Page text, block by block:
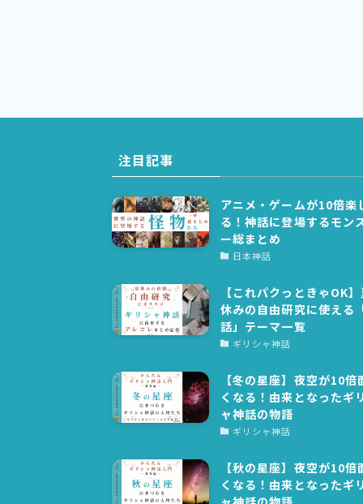
注目記事
アニメ・ゲームが10倍楽
る！神話に登場するモン
ー総まとめ
日本神話
【これパクっときゃOK
休みの自由研究に使える
話」テーマ一覧
ギリシャ神話
【冬の星座】夜空が10倍
くなる！由来となったギ
ャ神話の物語
ギリシャ神話
【秋の星座】夜空が10倍
くなる！由来となったギ